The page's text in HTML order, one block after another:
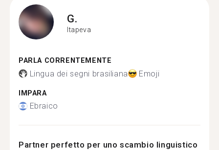
G.
Itapeva
PARLA CORRENTEMENTE
Lingua dei segni brasiliana Emoji
IMPARA
Ebraico
Partner perfetto per uno scambio linguistico